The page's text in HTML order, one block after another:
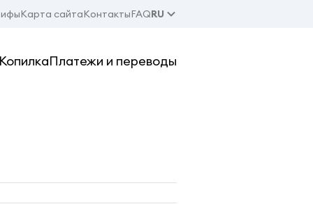
Карта сайтаКонтактыFAQRU
Платежи и переводы